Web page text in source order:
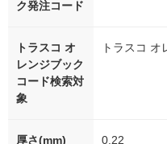
ク発注コード
トラスコ オ
レンジブック
コード検索対
象
トラスコ
厚さ(mm) 0.22